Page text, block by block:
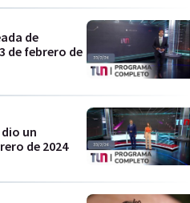
de
de febrero de
un
de 2024